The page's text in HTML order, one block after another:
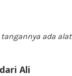
ada alat
Ali